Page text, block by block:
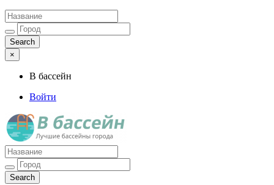
×
В бассейн
Войти
Лучшие бассейны города